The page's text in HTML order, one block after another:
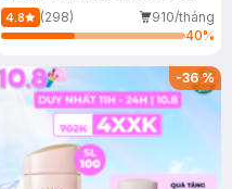
4.8 (298)
910/tháng
40%
-36%